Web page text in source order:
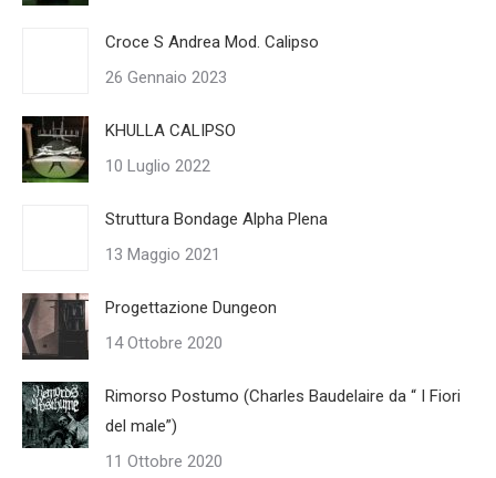
Croce S Andrea Mod. Calipso
26 Gennaio 2023
KHULLA CALIPSO
10 Luglio 2022
Struttura Bondage Alpha Plena
13 Maggio 2021
Progettazione Dungeon
14 Ottobre 2020
Rimorso Postumo (Charles Baudelaire da “ I Fiori
del male”)
11 Ottobre 2020